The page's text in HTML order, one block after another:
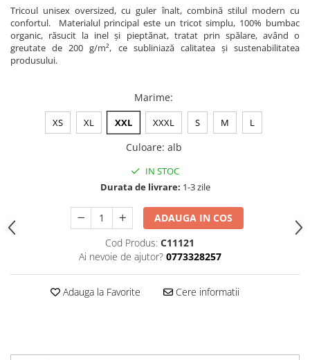
Tricoul unisex oversized, cu guler înalt, combină stilul modern cu
confortul. Materialul principal este un tricot simplu, 100% bumbac
organic, răsucit la inel și pieptănat, tratat prin spălare, având o
greutate de 200 g/m², ce subliniază calitatea și sustenabilitatea
produsului.
Marime:
XS XL XXL XXXL S M L
Culoare: alb
IN STOC
Durata de livrare: 1-3 zile
ADAUGA IN COS
Cod Produs: C11121
Ai nevoie de ajutor? 0773328257
Adauga la Favorite Cere informatii